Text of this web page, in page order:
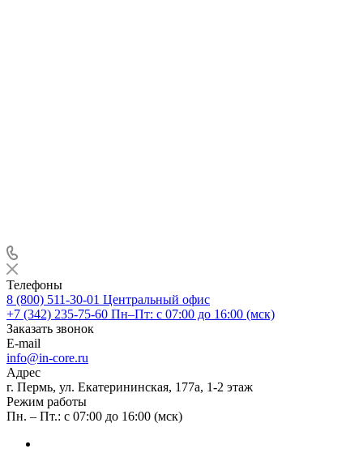
Телефоны
8 (800) 511-30-01 Центральный офис
+7 (342) 235-75-60 Пн–Пт: с 07:00 до 16:00 (мск)
Заказать звонок
E-mail
info@in-core.ru
Адрес
г. Пермь, ул. ​Екатерининская, 177а, ​1-2 этаж
Режим работы
Пн. – Пт.: с 07:00 до 16:00 (мск)